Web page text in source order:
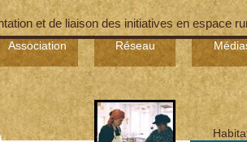
et de liaison des initiatives en espace
Association Réseau